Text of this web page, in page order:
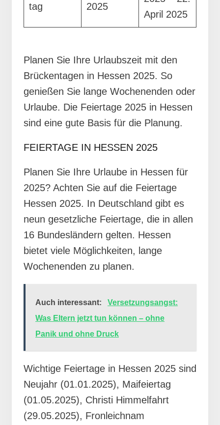
tag 2025
April 2025
Planen Sie Ihre Urlaubszeit mit den
Brückentagen in Hessen 2025. So
genießen Sie lange Wochenenden oder
Urlaube. Die Feiertage 2025 in Hessen
sind eine gute Basis für die Planung.
FEIERTAGE IN HESSEN 2025
Planen Sie Ihre Urlaube in Hessen für
2025? Achten Sie auf die Feiertage
Hessen 2025. In Deutschland gibt es
neun gesetzliche Feiertage, die in allen
16 Bundesländern gelten. Hessen
bietet viele Möglichkeiten, lange
Wochenenden zu planen.
Auch interessant:
Versetzungsangst:
Was Eltern jetzt tun können – ohne
Panik und ohne Druck
Wichtige Feiertage in Hessen 2025 sind
Neujahr (01.01.2025), Maifeiertag
(01.05.2025), Christi Himmelfahrt
(29.05.2025), Fronleichnam